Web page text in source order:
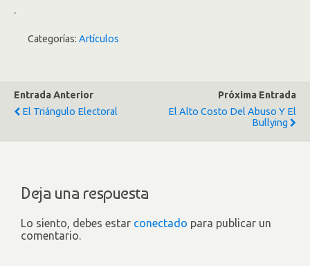
.
Categorías: Artículos
Entrada Anterior
El Triángulo Electoral
Próxima Entrada
El Alto Costo Del Abuso Y El
Bullying
Deja una respuesta
Lo siento, debes estar conectado para publicar un
comentario.